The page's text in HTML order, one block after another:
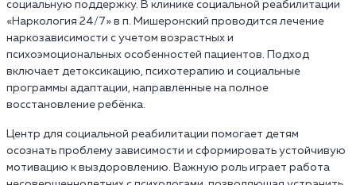
социальную поддержку. В клинике социальной реабилитации
«Наркология 24/7» в п. Мишеронский проводится лечение
наркозависимости с учетом возрастных и
психоэмоциональных особенностей пациентов. Подход
включает детоксикацию, психотерапию и социальные
программы адаптации, направленные на полное
восстановление ребёнка.
Центр для социальной реабилитации помогает детям
осознать проблему зависимости и сформировать устойчивую
мотивацию к выздоровлению. Важную роль играет работа